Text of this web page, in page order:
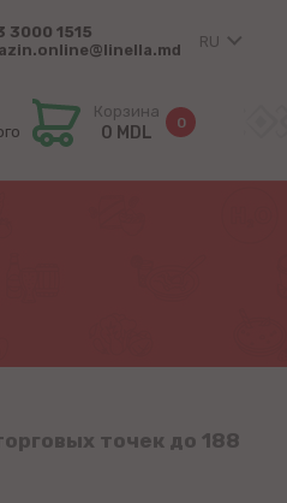
3000 1515
RU
Корзина
0 MDL 0
точек до 188